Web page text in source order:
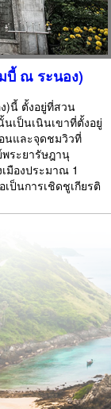
บี้ ณ ระนอง)
)นี้ ตั้งอยู่ที่สวน
นเป็นเนินเขาที่ตั้งอยู่
นและจุดชมวิวที่
พระยารัษฎานุ
มืองประมาณ 1
ป็นการเชิดชูเกียรติ